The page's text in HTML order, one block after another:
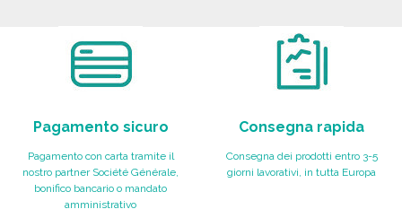
Pagamento sicuro
Pagamento con carta tramite il
nostro partner Société Générale,
bonifico bancario o mandato
amministrativo
Consegna rapida
Consegna dei prodotti entro 3-5
giorni lavorativi, in tutta Europa